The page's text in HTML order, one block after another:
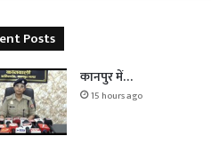
Posts
कानपुर में…
15 hours ago